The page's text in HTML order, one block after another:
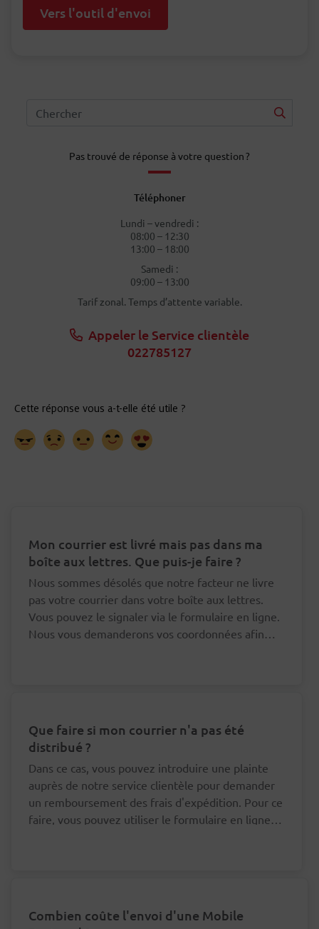
Vers l'outil d'envoi
Pas trouvé de réponse à votre question ?
Téléphoner
Lundi – vendredi :
08:00 – 12:30
13:00 – 18:00
Samedi :
09:00 – 13:00
Tarif zonal. Temps d’attente variable.
Appeler le Service clientèle
022785127
Mon courrier est livré mais pas dans ma
boîte aux lettres. Que puis-je faire ?
Nous sommes désolés que notre facteur ne livre
pas votre courrier dans votre boîte aux lettres.
Vous pouvez le signaler via le formulaire en ligne.
Nous vous demanderons vos coordonnées afin
Que faire si mon courrier n'a pas été
distribué ?
Dans ce cas, vous pouvez introduire une plainte
auprès de notre service clientèle pour demander
un remboursement des frais d'expédition. Pour ce
faire, vous pouvez utiliser le formulaire en ligne
Combien coûte l'envoi d'une Mobile